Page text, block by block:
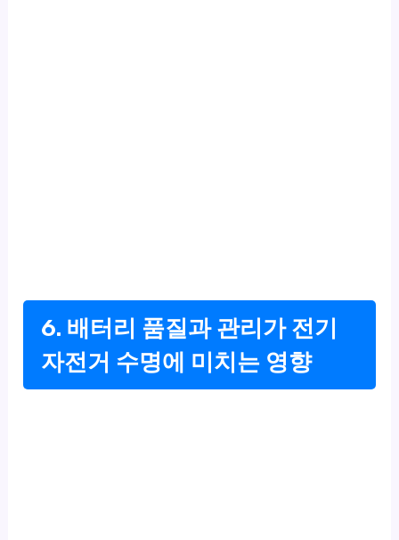
6. 배터리 품질과 관리가 전기
자전거 수명에 미치는 영향